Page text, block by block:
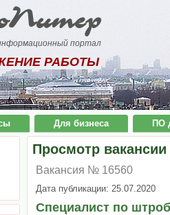
портал
РАБОТЫ
Для бизнеса ПО
Просмотр вакансии
Вакансия № 16560
Дата публикации: 25.07.2020
Специалист по